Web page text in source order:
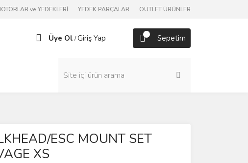
ve YEDEKLERİ YEDEK PARÇALAR OUTLET ÜRÜNLER
Üye Ol /Giriş Yap Sepetim
ESC MOUNT SET
XS